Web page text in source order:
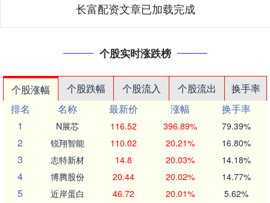
长富配资文章已加载完成
个股实时涨跌榜
个股涨幅 个股跌幅 个股流入 个股流出
换手率
排名
名称 最新价 涨幅
换手率
1
N展芯 116.52 396.89% 79.39%
2 锐翔智能 110.02 20.21% 16.80%
3 志特新材 14.8 20.03% 14.18%
4 博腾股份 20.44 20.02% 14.77%
5 近岸蛋白 46.72 20.01% 5.62%